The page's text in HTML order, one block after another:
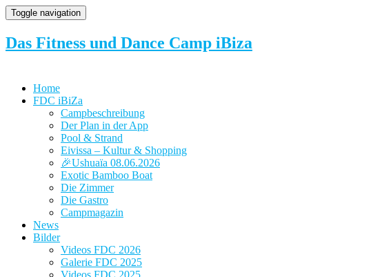
Toggle navigation
Das Fitness und Dance Camp iBiza
Home
FDC iBiZa
Campbeschreibung
Der Plan in der App
Pool & Strand
Eivissa – Kultur & Shopping
🎉Ushuaïa 08.06.2026
Exotic Bamboo Boat
Die Zimmer
Die Gastro
Campmagazin
News
Bilder
Videos FDC 2026
Galerie FDC 2025
Videos FDC 2025